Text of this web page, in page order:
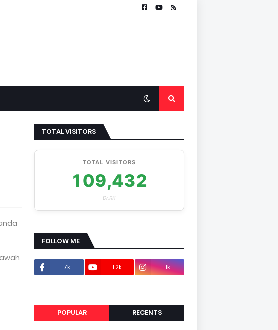
TOTAL VISITORS
TOTAL VISITORS
109,432
Dr.RK
FOLLOW ME
7k 1.2k
1k
POPULAR RECENTS